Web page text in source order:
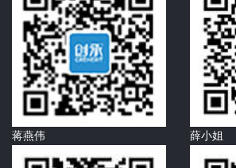
蒋燕伟 薛小姐